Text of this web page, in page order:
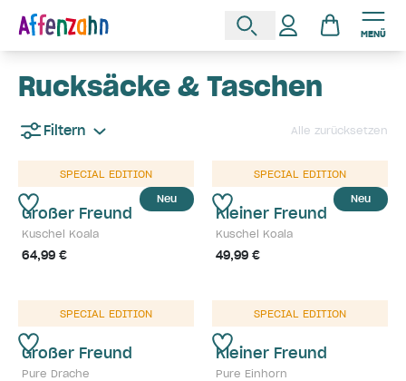
MENÜ
Rucksäcke & Taschen
Filtern Alle zurücksetzen
Neu
SPECIAL EDITION
Großer Freund
Kuschel Koala
64,99 €
Neu
SPECIAL EDITION
Kleiner Freund
Kuschel Koala
49,99 €
SPECIAL EDITION
Großer Freund
Pure Drache
SPECIAL EDITION
Kleiner Freund
Pure Einhorn